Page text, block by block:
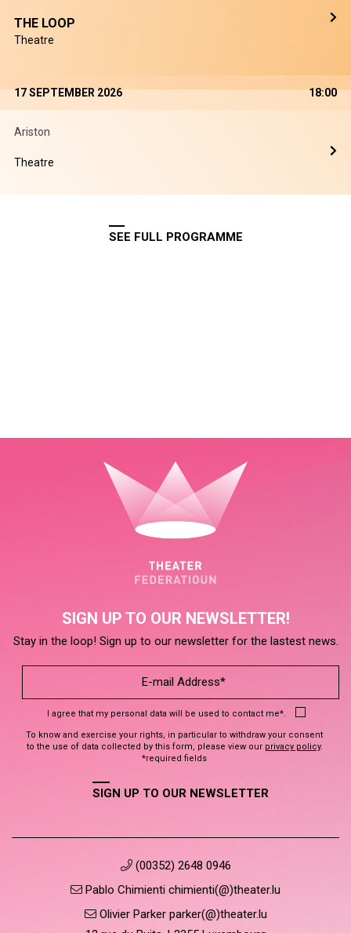
THE LOOP
Theatre
17 SEPTEMBER 2026 18:00
Ariston
Theatre
SEE FULL PROGRAMME
SIGN UP TO OUR NEWSLETTER!
Stay in the loop! Sign up to our newsletter for the lastest news.
I agree that my personal data will be used to contact me*.
To know and exercise your rights, in particular to withdraw your consent
to the use of data collected by this form, please view our privacy policy.
*required fields
SIGN UP TO OUR NEWSLETTER
(00352) 2648 0946
Pablo Chimienti chimienti(@)theater.lu
Olivier Parker parker(@)theater.lu